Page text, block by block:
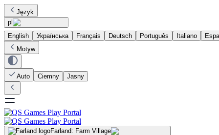
Język
pl
English
Українська Français Deutsch Português Italiano
Motyw
Auto Ciemny Jasny
Farland: Farm Village